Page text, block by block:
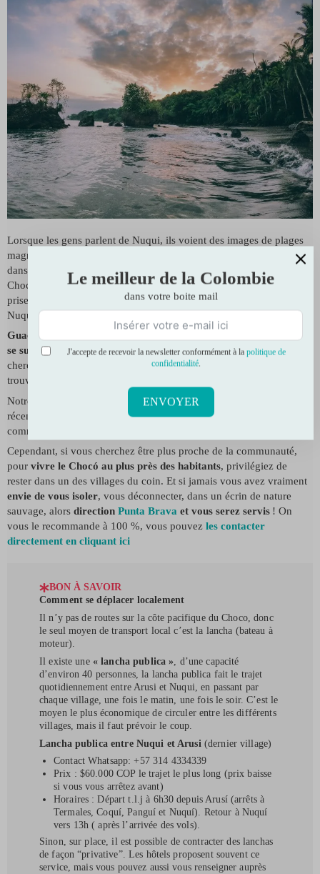
Lorsque les gens parlent de Nuqui, ils voient des images de plages
magnifiques de sable noir bordées de palmiers avec des rochers
dans l’océan… en fait c’est le paysage de toute la côte pacifique du
Choco. Mais la plupart des photos que l’on voit circuler ont été
prises à Guachalito,
le site le plus touristique de la région
Nuqui.
Guachalito n’est pas vraiment un village
plage où
se succèdent les hôtels, la plupart de luxepour les touristes qui
cherchent le confort. Parmi les attractifs, La
trouve par ici.
Notre recommandation dans cette zone est
récent face à la mer, écoresponsable et surtout qui travaille avec la
communauté pour proposer des plans intéressants.
Cependant, si vous cherchez être plus proche de la communauté,
pour vivre le Chocó au plus près des habitants, privilégiez de
rester dans un des villages du coin. Et si jamais vous avez vraiment
envie de vous isoler, vous déconnecter, dans un écrin de nature
sauvage, alors direction Punta Brava et vous serez servis ! On
vous le recommande à 100 %, vous pouvez les contacter
directement en cliquant ici
BON À SAVOIR
Comment se déplacer localement
Il n’y pas de routes sur la côte pacifique du Choco, donc
le seul moyen de transport local c’est la lancha (bateau à
moteur).
Il existe une « lancha publica » , d’une capacité
d’environ 40 personnes, la lancha publica fait le trajet
quotidiennement entre Arusi et Nuqui, en passant par
chaque village, une fois le matin, une fois le soir. C’est le
moyen le plus économique de circuler entre les différents
villages, mais il faut prévoir le coup.
Lancha publica entre Nuqui et Arusi (dernier village)
Contact Whatsapp: ‪+57 314 4334339‬
Prix : $60.000 COP le trajet le plus long (prix baisse
si vous vous arrêtez avant)
Horaires : Départ t.l.j à 6h30 depuis Arusí (arrêts à
Termales, Coquí, Panguí et Nuquí). Retour à Nuquí
vers 13h ( après l’arrivée des vols).
Sinon, sur place, il est possible de contracter des lanchas
de façon “privative”. Les hôtels proposent souvent ce
service, mais vous pouvez aussi vous renseigner auprès
Le meilleur de la Colombie
dans votre boite mail
J'accepte de recevoir la newsletter conformément à la politique de
confidentialité.
ENVOYER